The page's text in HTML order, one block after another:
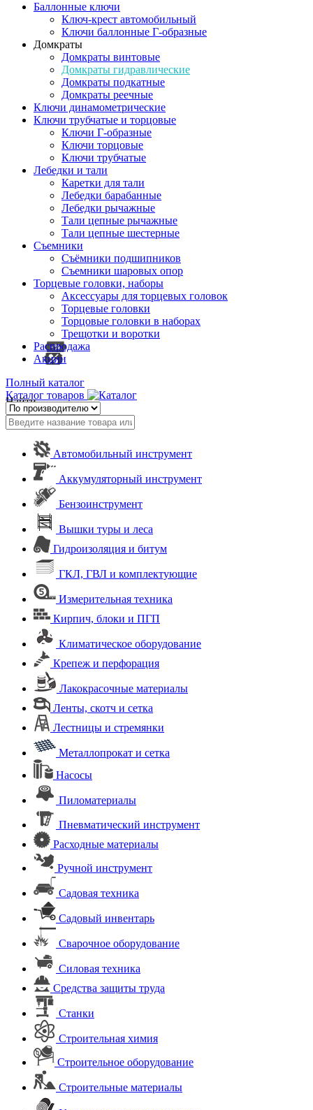
Баллонные ключи
Ключ-крест автомобильный
Ключи баллонные Г-образные
Домкраты
Домкраты винтовые
Домкраты гидравлические
Домкраты подкатные
Домкраты реечные
Ключи динамометрические
Ключи трубчатые и торцовые
Ключи Г-образные
Ключи торцовые
Ключи трубчатые
Лебедки и тали
Каретки для тали
Лебедки барабанные
Лебедки рычажные
Тали цепные рычажные
Тали цепные шестерные
Съемники
Съёмники подшипников
Съемники шаровых опор
Торцевые головки, наборы
Аксессуары для торцевых головок
Торцевые головки
Торцовые головки в наборах
Трещотки и воротки
Распродажа
Акции
Полный каталог
Каталог товаров
Найти
Автомобильный инструмент
Аккумуляторный инструмент
Бензоинструмент
Вышки туры и леса
Гидроизоляция и битум
ГКЛ, ГВЛ и комплектующие
Измерительная техника
Кирпич, блоки и ПГП
Климатическое оборудование
Крепеж и перфорация
Лакокрасочные материалы
Ленты, скотч и сетка
Лестницы и стремянки
Металлопрокат и сетка
Насосы
Пиломатериалы
Пневматический инструмент
Расходные материалы
Ручной инструмент
Садовая техника
Садовый инвентарь
Сварочное оборудование
Силовая техника
Средства защиты труда
Станки
Строительная химия
Строительное оборудование
Строительные материалы